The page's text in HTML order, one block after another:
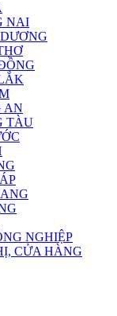
NAI
AN
TÀU
NGHIỆP
CỬA HÀNG